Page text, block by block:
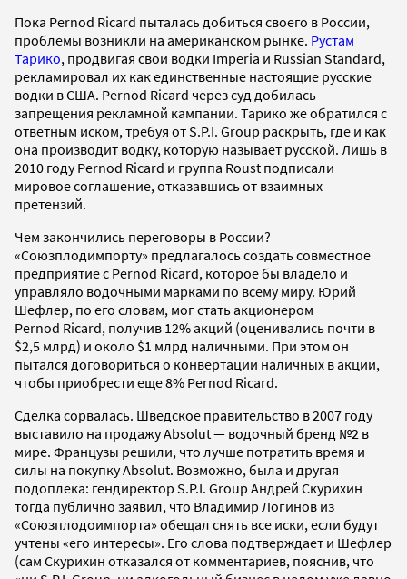
Пока Pernod Ricard пыталась добиться своего в России,
проблемы возникли на американском рынке. Рустам
Тарико, продвигая свои водки Imperia и Russian Standard,
рекламировал их как единственные настоящие русские
водки в США. Pernod Ricard через суд добилась
запрещения рекламной кампании. Тарико же обратился с
ответным иском, требуя от S.P.I. Group раскрыть, где и как
она производит водку, которую называет русской. Лишь в
2010 году Pernod Ricard и группа Roust подписали
мировое соглашение, отказавшись от взаимных
претензий.
Чем закончились переговоры в России?
«Союзплодимпорту» предлагалось создать совместное
предприятие с Pernod Ricard, которое бы владело и
управляло водочными марками по всему миру. Юрий
Шефлер, по его словам, мог стать акционером
Pernod Ricard, получив 12% акций (оценивались почти в
$2,5 млрд) и около $1 млрд наличными. При этом он
пытался договориться о конвертации наличных в акции,
чтобы приобрести еще 8% Pernod Ricard.
Сделка сорвалась. Шведское правительство в 2007 году
выставило на продажу Absolut — водочный бренд №2 в
мире. Французы решили, что лучше потратить время и
силы на покупку Absolut. Возможно, была и другая
подоплека: гендиректор S.P.I. Group Андрей Скурихин
тогда публично заявил, что Владимир Логинов из
«Союзплодоимпорта» обещал снять все иски, если будут
учтены «его интересы». Его слова подтверждает и Шефлер
(сам Скурихин отказался от комментариев, пояснив, что